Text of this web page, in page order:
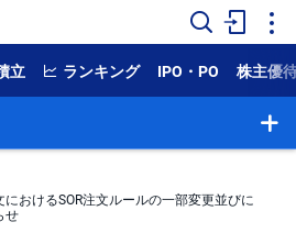
立 ランキング IPO・PO 株主優
におけるSOR注文ルールの一部変更並びに
せ